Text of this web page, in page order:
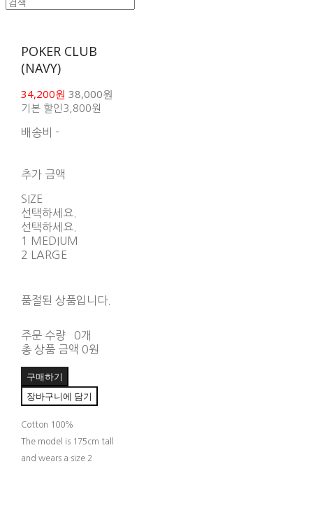
POKER CLUB
(NAVY)
34,200원 38,000원
기본 할인 3,800원
배송비 -
추가 금액
SIZE
선택하세요.
선택하세요.
1 MEDIUM
2 LARGE
품절된 상품입니다.
주문 수량
0개
총 상품 금액 0원
구매하기
장바구니에 담기
Cotton 100%
The model is 175cm tall
and wears a size 2